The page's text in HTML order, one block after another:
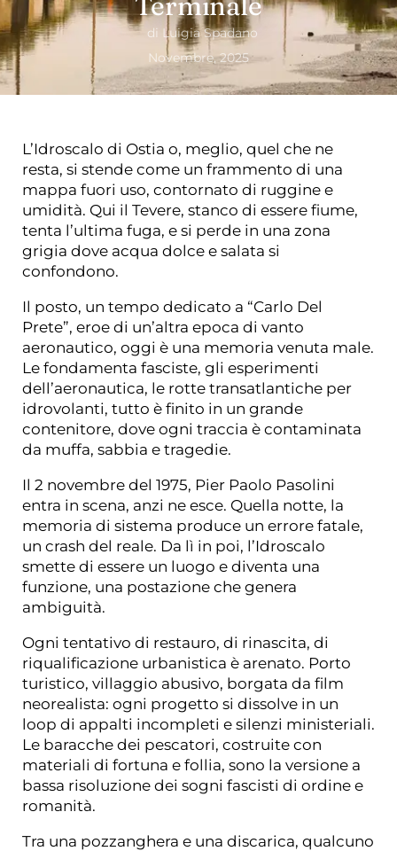
di Luigia Spadano
Novembre, 2025
L’Idroscalo di Ostia o, meglio, quel che ne
resta, si stende come un frammento di una
mappa fuori uso, contornato di ruggine e
umidità. Qui il Tevere, stanco di essere fiume,
tenta l’ultima fuga, e si perde in una zona
grigia dove acqua dolce e salata si
confondono.
Il posto, un tempo dedicato a “Carlo Del
Prete”, eroe di un’altra epoca di vanto
aeronautico, oggi è una memoria venuta male.
Le fondamenta fasciste, gli esperimenti
dell’aeronautica, le rotte transatlantiche per
idrovolanti, tutto è finito in un grande
contenitore, dove ogni traccia è contaminata
da muffa, sabbia e tragedie.
Il 2 novembre del 1975, Pier Paolo Pasolini
entra in scena, anzi ne esce. Quella notte, la
memoria di sistema produce un errore fatale,
un crash del reale. Da lì in poi, l’Idroscalo
smette di essere un luogo e diventa una
funzione, una postazione che genera
ambiguità.
Ogni tentativo di restauro, di rinascita, di
riqualificazione urbanistica è arenato. Porto
turistico, villaggio abusivo, borgata da film
neorealista: ogni progetto si dissolve in un
loop di appalti incompleti e silenzi ministeriali.
Le baracche dei pescatori, costruite con
materiali di fortuna e follia, sono la versione a
bassa risoluzione dei sogni fascisti di ordine e
romanità.
Tra una pozzanghera e una discarica, qualcuno